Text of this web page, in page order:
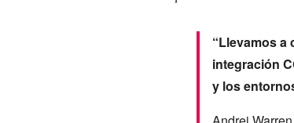
“Llevamos a
integración
y los